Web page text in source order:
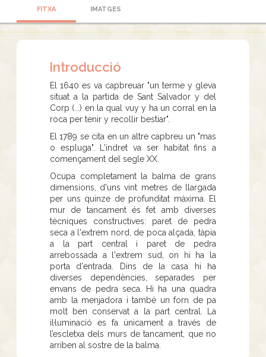
FITXA IMATGES
Introducció
El 1640 es va capbreuar "un terme y gleva
situat a la partida de Sant Salvador y del
Corp (...) en la qual vuy y ha un corral en la
roca per tenir y recollir bestiar".
El 1789 se cita en un altre capbreu un "mas
o espluga". L'indret va ser habitat fins a
començament del segle XX.
Ocupa completament la balma de grans
dimensions, d'uns vint metres de llargada
per uns quinze de profunditat màxima. El
mur de tancament és fet amb diverses
tècniques constructives: paret de pedra
seca a l'extrem nord, de poca alçada, tàpia
a la part central i paret de pedra
arrebossada a l'extrem sud, on hi ha la
porta d'entrada. Dins de la casa hi ha
diverses dependències, separades per
envans de pedra seca. Hi ha una quadra
amb la menjadora i també un forn de pa
molt ben conservat a la part central. La
il·luminació es fa únicament a través de
l’escletxa dels murs de tancament, que no
arriben al sostre de la balma.